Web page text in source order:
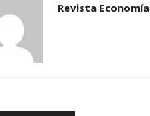
Revista Economía